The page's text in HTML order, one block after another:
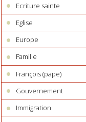
Ecriture sainte
Eglise
Europe
Famille
François (pape)
Gouvernement
Immigration